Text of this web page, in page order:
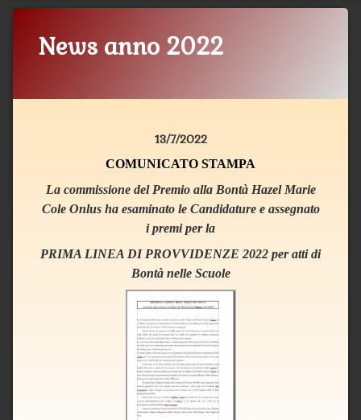
News anno 2022
13/7/2022
COMUNICATO STAMPA
La commissione del Premio alla Bontà Hazel Marie
Cole Onlus ha esaminato le Candidature e assegnato
i premi per la
PRIMA LINEA DI PROVVIDENZE 2022 per atti di
Bontà nelle Scuole